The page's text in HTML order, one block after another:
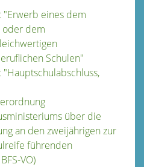
"Erwerb eines dem
oder dem
Schulen"
über die
an den zweijährigen zur
führenden
VO)